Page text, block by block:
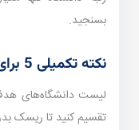
بسنجید.
نکته تکمیلی 5 برای متقاضیان ۲۰۲۶
تقسیم کنید تا ریسک